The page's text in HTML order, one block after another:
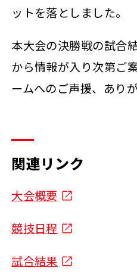
ットを落としました。
本大会の決勝戦の試合
から情報が入り次第ご
ームへのご声援、あり
関連リンク
大会概要
競技日程
試合結果